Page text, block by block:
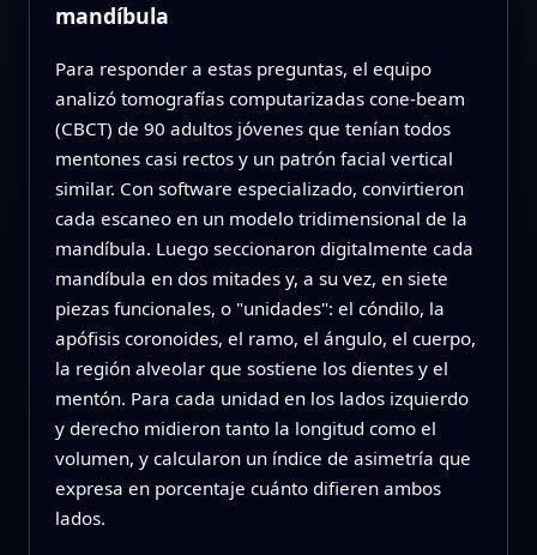
mandíbula
Para responder a estas preguntas, el equipo
analizó tomografías computarizadas cone‑beam
(CBCT) de 90 adultos jóvenes que tenían todos
mentones casi rectos y un patrón facial vertical
similar. Con software especializado, convirtieron
cada escaneo en un modelo tridimensional de la
mandíbula. Luego seccionaron digitalmente cada
mandíbula en dos mitades y, a su vez, en siete
piezas funcionales, o "unidades": el cóndilo, la
apófisis coronoides, el ramo, el ángulo, el cuerpo,
la región alveolar que sostiene los dientes y el
mentón. Para cada unidad en los lados izquierdo
y derecho midieron tanto la longitud como el
volumen, y calcularon un índice de asimetría que
expresa en porcentaje cuánto difieren ambos
lados.